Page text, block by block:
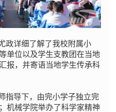
政详细了解了我校附属小
单位以及学生支教团在当地
报，并寄语当地学生传承科
指导下，由完小学子独立完
机械学院举办了科学家精神